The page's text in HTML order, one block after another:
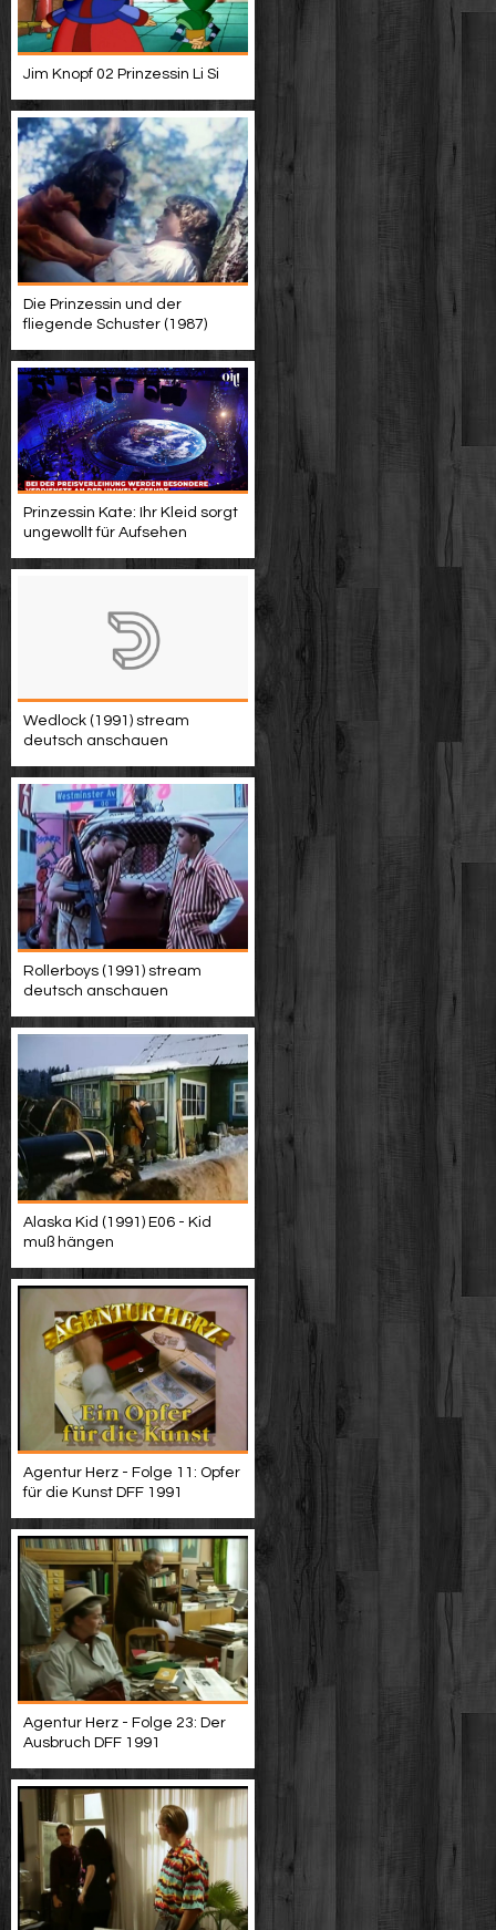
Jim Knopf 02 Prinzessin Li Si
Die Prinzessin und der
fliegende Schuster (1987)
Prinzessin Kate: Ihr Kleid sorgt
ungewollt für Aufsehen
Wedlock (1991) stream
deutsch anschauen
Rollerboys (1991) stream
deutsch anschauen
Alaska Kid (1991) E06 - Kid
muß hängen
Agentur Herz - Folge 11: Opfer
für die Kunst DFF 1991
Agentur Herz - Folge 23: Der
Ausbruch DFF 1991